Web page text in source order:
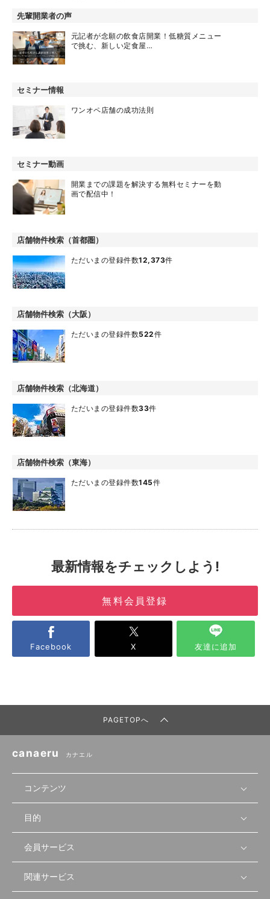
先輩開業者の声
元記者が念願の飲食店開業！低糖質メニュー
で挑む、新しい定食屋…
セミナー情報
ワンオペ店舗の成功法則
セミナー動画
開業までの課題を解決する無料セミナーを動
画で配信中！
店舗物件検索（首都圏）
ただいまの登録件数12,373件
店舗物件検索（大阪）
ただいまの登録件数522件
店舗物件検索（北海道）
ただいまの登録件数33件
店舗物件検索（東海）
ただいまの登録件数145件
最新情報をチェックしよう!
無料会員登録
Facebook X 友達に追加
PAGETOPへ
canaeru カナエル
コンテンツ
無料開業相談
セミナー情報
セミナー動画
物件を探す
首都圏
先輩開業者の声
目的
店舗運営
物件
会員サービス
会員登録
関連サービス